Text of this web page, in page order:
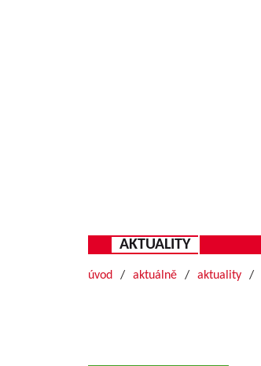
AKTUALITY
úvod aktuálně aktuality